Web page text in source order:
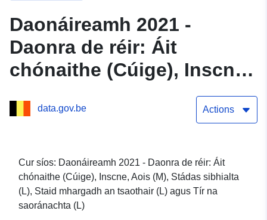
Daonáireamh 2021 -
Daonra de réir: Áit
chónaithe (Cúige), Inscne,
Aois (M), Stádas sibhialta
(L), Staid mhargadh an
saoránachta (L)
data.gov.be Actions
Cur síos: Daonáireamh 2021 - Daonra de réir: Áit
chónaithe (Cúige), Inscne, Aois (M), Stádas sibhialta
(L), Staid mhargadh an tsaothair (L) agus Tír na
saoránachta (L)